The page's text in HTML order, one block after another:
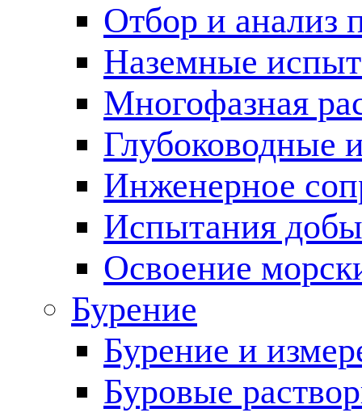
Отбор и анализ
Наземные
Многофазная
Глубоководные
Инженерное
Испытания
Освоение
Бурение
Бурение и
Буровые